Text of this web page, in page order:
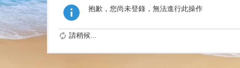
抱歉，您尚未登錄，無法進行此操作
請稍候...